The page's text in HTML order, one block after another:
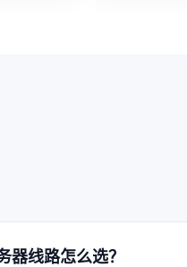
器线路怎么选？